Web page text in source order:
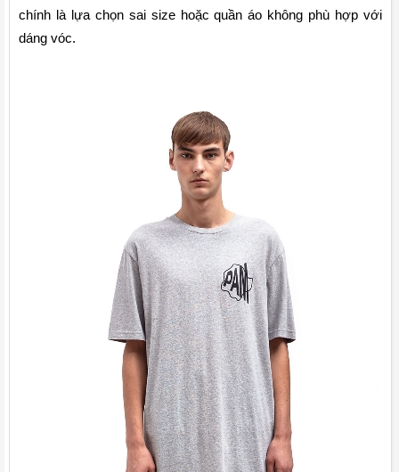
chính là lựa chọn sai size hoặc quần áo không phù hợp với
dáng vóc.